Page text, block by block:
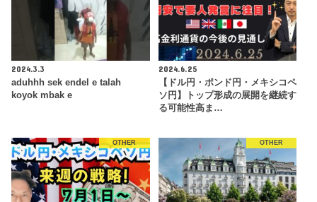
2024.3.3
aduhhh sek endel e talah
koyok mbak e
2024.6.25
【ドル円・ポンド円・メキシコペ
ソ円】トップ形成の展開を継続す
る可能性高ま…
OTHER OTHER